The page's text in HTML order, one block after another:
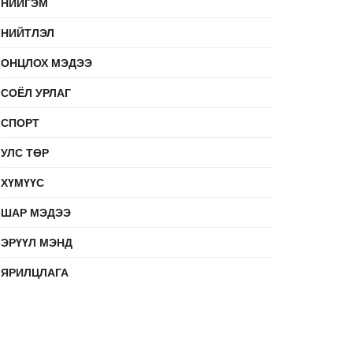
НИЙТЛЭЛ
ОНЦЛОХ МЭДЭЭ
СОЁЛ УРЛАГ
СПОРТ
УЛС ТӨР
ХҮМҮҮС
ШАР МЭДЭЭ
ЭРҮҮЛ МЭНД
ЯРИЛЦЛАГА